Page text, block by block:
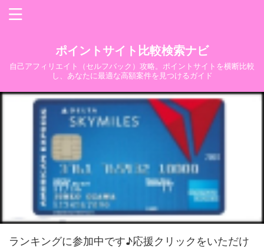
ポイントサイト比較検索ナビ
自己アフィリエイト（セルフバック）攻略。ポイントサイトを横断比較
し、あなたに最適な高額案件を見つけるガイド
ランキングに参加中です♪応援クリックをいただけ